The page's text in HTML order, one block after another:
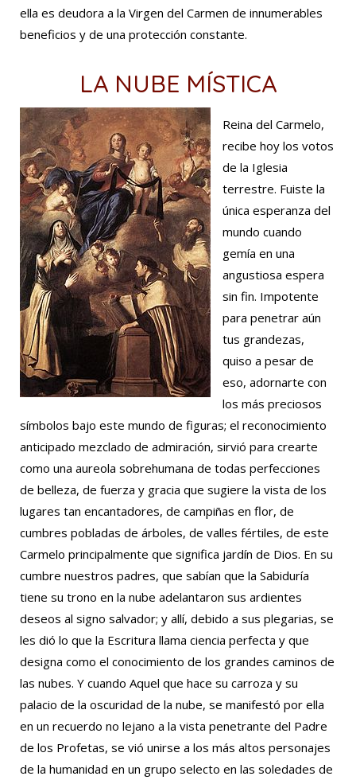
ella es deudora a la Virgen del Carmen de innumerables
beneficios y de una protección constante.
LA NUBE MÍSTICA
Reina del Carmelo,
recibe hoy los votos
de la Iglesia
terrestre. Fuiste la
única esperanza del
mundo cuando
gemía en una
angustiosa espera
sin fin. Impotente
para penetrar aún
tus grandezas,
quiso a pesar de
eso, adornarte con
los más preciosos
símbolos bajo este mundo de figuras; el reconocimiento
anticipado mezclado de admiración, sirvió para crearte
como una aureola sobrehumana de todas perfecciones
de belleza, de fuerza y gracia que sugiere la vista de los
lugares tan encantadores, de campiñas en flor, de
cumbres pobladas de árboles, de valles fértiles, de este
Carmelo principalmente que significa jardín de Dios. En su
cumbre nuestros padres, que sabían que la Sabiduría
tiene su trono en la nube adelantaron sus ardientes
deseos al signo salvador; y allí, debido a sus plegarias, se
les dió lo que la Escritura llama ciencia perfecta y que
designa como el conocimiento de los grandes caminos de
las nubes. Y cuando Aquel que hace su carroza y su
palacio de la oscuridad de la nube, se manifestó por ella
en un recuerdo no lejano a la vista penetrante del Padre
de los Profetas, se vió unirse a los más altos personajes
de la humanidad en un grupo selecto en las soledades de